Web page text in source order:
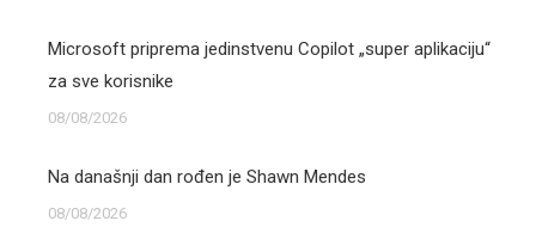
Microsoft priprema jedinstvenu Copilot „super aplikaciju“
za sve korisnike
08/08/2026
Na današnji dan rođen je Shawn Mendes
08/08/2026